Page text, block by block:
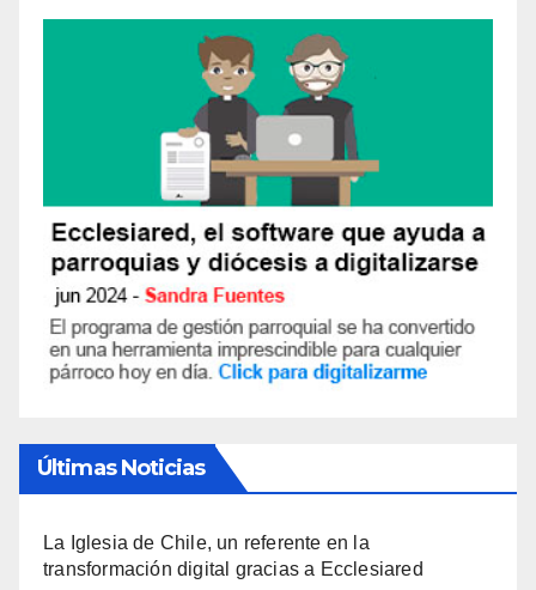
Últimas Noticias
La Iglesia de Chile, un referente en la
transformación digital gracias a Ecclesiared